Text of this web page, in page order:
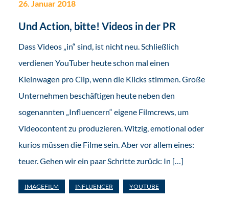
26. Januar 2018
Und Action, bitte! Videos in der PR
Dass Videos „in“ sind, ist nicht neu. Schließlich
verdienen YouTuber heute schon mal einen
Kleinwagen pro Clip, wenn die Klicks stimmen. Große
Unternehmen beschäftigen heute neben den
sogenannten „Influencern“ eigene Filmcrews, um
Videocontent zu produzieren. Witzig, emotional oder
kurios müssen die Filme sein. Aber vor allem eines:
teuer. Gehen wir ein paar Schritte zurück: In […]
IMAGEFILM INFLUENCER YOUTUBE